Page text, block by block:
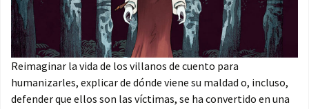
Reimaginar la vida de los villanos de cuento para
humanizarles, explicar de dónde viene su maldad o, incluso,
defender que ellos son las víctimas, se ha convertido en una